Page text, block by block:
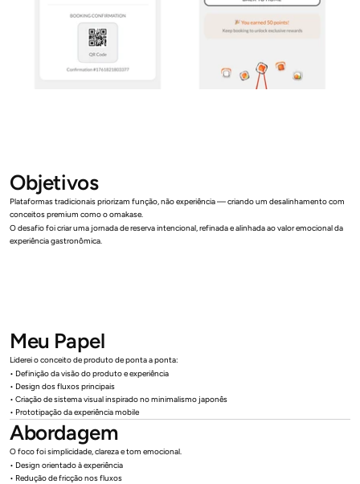
Objetivos
Plataformas tradicionais priorizam função, não experiência — criando um desalinhamento com
conceitos premium como o omakase.
O desafio foi criar uma jornada de reserva intencional, refinada e alinhada ao valor emocional da
experiência gastronômica.
Meu Papel
Liderei o conceito de produto de ponta a ponta:
• Definição da visão do produto e experiência
• Design dos fluxos principais
• Criação de sistema visual inspirado no minimalismo japonês
• Prototipação da experiência mobile
Abordagem
O foco foi simplicidade, clareza e tom emocional.
• Design orientado à experiência
• Redução de fricção nos fluxos